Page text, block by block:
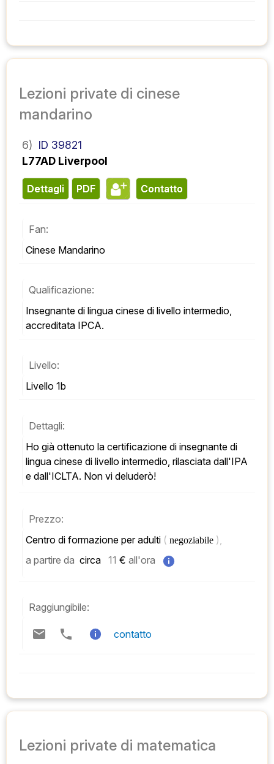
Lezioni private di cinese
mandarino
6) ID 39821
L77AD Liverpool
Dettagli PDF contatto
Fan:
Cinese Mandarino
Qualificazione:
Insegnante di lingua cinese di livello intermedio,
accreditata IPCA.
Livello:
Livello 1b
Dettagli:
Ho già ottenuto la certificazione di insegnante di
lingua cinese di livello intermedio, rilasciata dall'IPA
e dall'ICLTA. Non vi deluderò!
Prezzo:
Centro di formazione per adulti ( negoziabile ),
a partire da circa 11 € all'ora
Raggiungibile:
contatto
Lezioni private di matematica